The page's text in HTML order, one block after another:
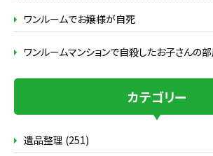
ワンルームでお嬢様が自死
ワンルームマンションで自殺したお子さんの
カテゴリー
遺品整理 (251)